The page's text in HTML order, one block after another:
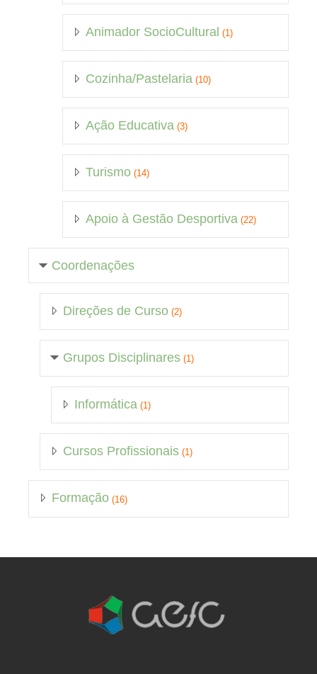
Animador SocioCultural (1)
Cozinha/Pastelaria (10)
Ação Educativa (3)
Turismo (14)
Apoio à Gestão Desportiva (22)
Coordenações
Direções de Curso (2)
Grupos Disciplinares (1)
Informática (1)
Cursos Profissionais (1)
Formação (16)